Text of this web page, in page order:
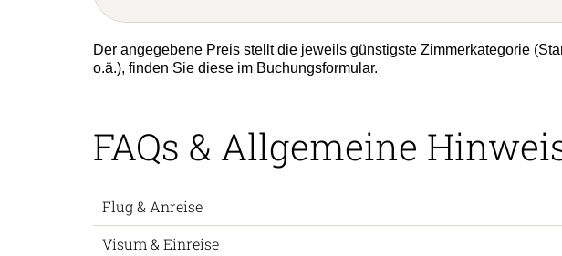
Der angegebene Preis stellt die jeweils günstigste Zimmerkategorie
o.ä.), finden Sie diese im Buchungsformular.
FAQs & Allgemeine
Flug & Anreise
Visum & Einreise